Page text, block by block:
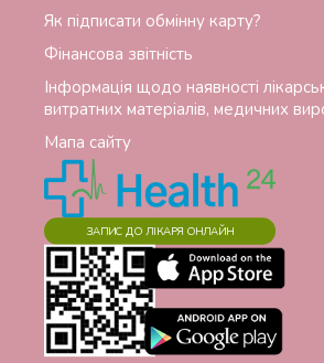
Як підписати обмінну карту?
Фінансова звітність
Інформація щодо наявності
витратних матеріалів, медичних
Мапа сайту
ЗАПИС ДО ЛІКАРЯ ОНЛАЙН